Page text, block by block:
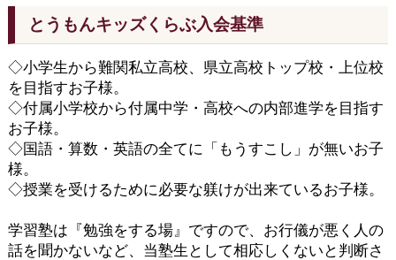
とうもんキッズくらぶ入会基準
◇小学生から難関私立高校、県立高校トップ校・上位校
を目指すお子様。
◇付属小学校から付属中学・高校への内部進学を目指す
お子様。
◇国語・算数・英語の全てに「もうすこし」が無いお子
様。
◇授業を受けるために必要な躾けが出来ているお子様。
学習塾は『勉強をする場』ですので、お行儀が悪く人の
話を聞かないなど、当塾生として相応しくないと判断さ